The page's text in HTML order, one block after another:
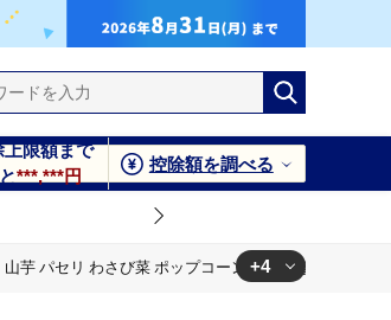
上限額まで
***,***円
控除額を調べる
芋 パセリ わさび菜 ポップコーン かぶ 人参 里芋
+4